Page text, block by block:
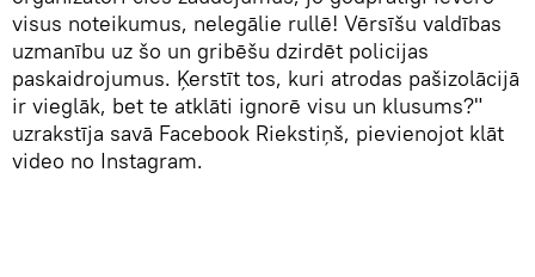
visus noteikumus, nelegālie rullē! Vērsīšu valdības
uzmanību uz šo un gribēšu dzirdēt policijas
paskaidrojumus. Ķerstīt tos, kuri atrodas pašizolācijā
ir vieglāk, bet te atklāti ignorē visu un klusums?"
uzrakstīja savā Facebook Riekstiņš, pievienojot klāt
video no Instagram.